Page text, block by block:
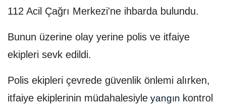
112 Acil Çağrı Merkezi'ne ihbarda bulundu.
Bunun üzerine olay yerine polis ve itfaiye
ekipleri sevk edildi.
Polis ekipleri çevrede güvenlik önlemi alırken,
itfaiye ekiplerinin müdahalesiyle yangın kontrol